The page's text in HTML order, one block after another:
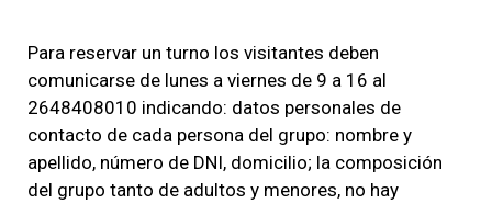
Para reservar un turno los visitantes deben
comunicarse de lunes a viernes de 9 a 16 al
2648408010 indicando: datos personales de
contacto de cada persona del grupo: nombre y
apellido, número de DNI, domicilio; la composición
del grupo tanto de adultos y menores, no hay